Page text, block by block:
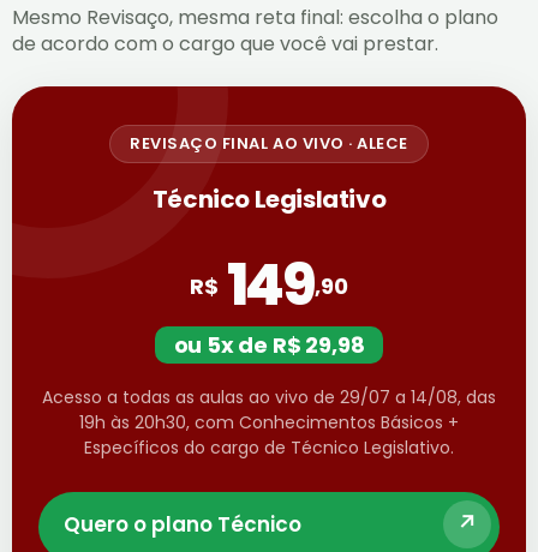
Mesmo Revisaço, mesma reta final: escolha o plano
de acordo com o cargo que você vai prestar.
REVISAÇO FINAL AO VIVO · ALECE
Técnico Legislativo
R$ 149,90
ou 5x de R$ 29,98
Acesso a todas as aulas ao vivo de 29/07 a 14/08, das
19h às 20h30, com Conhecimentos Básicos +
Específicos do cargo de Técnico Legislativo.
Quero o plano Técnico